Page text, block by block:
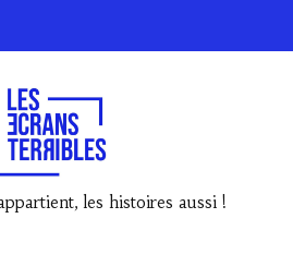
les histoires aussi !